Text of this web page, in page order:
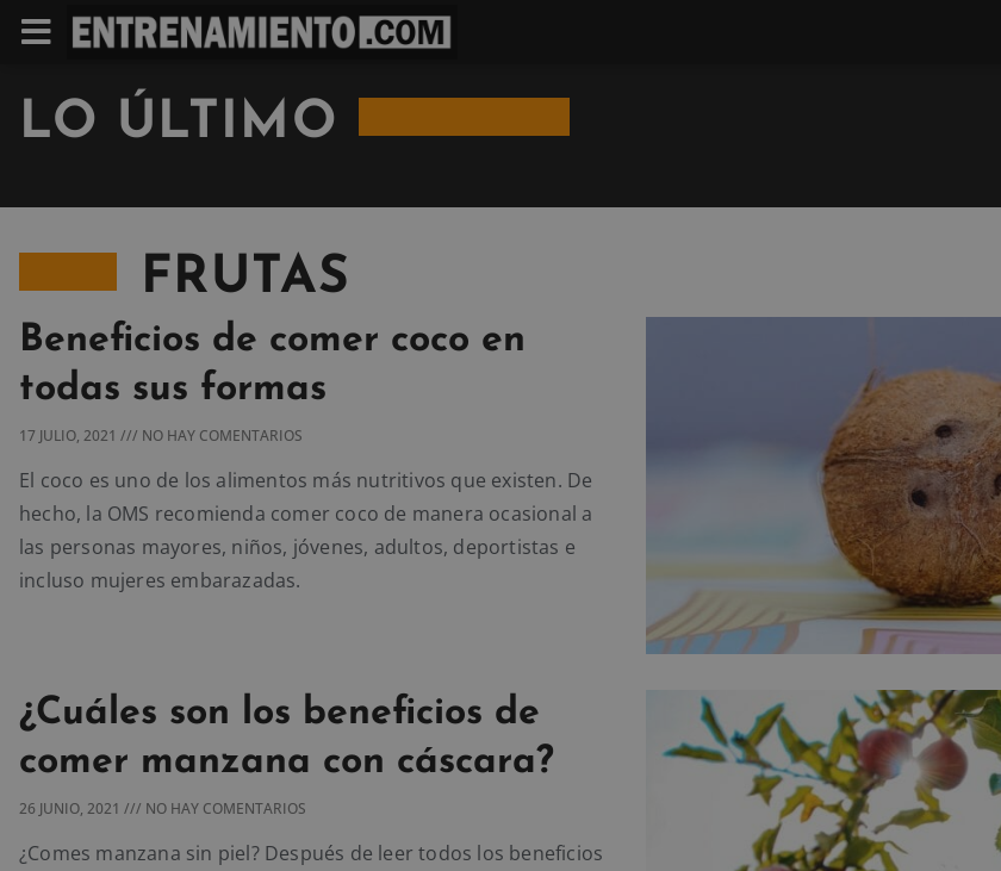
LO ÚLTIMO
FRUTAS
Beneficios de comer coco en
todas sus formas
17 JULIO, 2021 NO HAY COMENTARIOS
El coco es uno de los alimentos más nutritivos que existen. De
hecho, la OMS recomienda comer coco de manera ocasional a
las personas mayores, niños, jóvenes, adultos, deportistas e
incluso mujeres embarazadas.
¿Cuáles son los beneficios de
comer manzana con cáscara?
26 JUNIO, 2021 NO HAY COMENTARIOS
¿Comes manzana sin piel? Después de leer todos los beneficios